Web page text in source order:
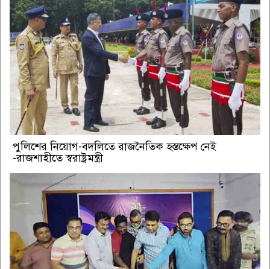
পুলিশের নিয়োগ-বদলিতে রাজনৈতিক হস্তক্ষেপ নেই
-রাজশাহীতে স্বরাষ্ট্রমন্ত্রী